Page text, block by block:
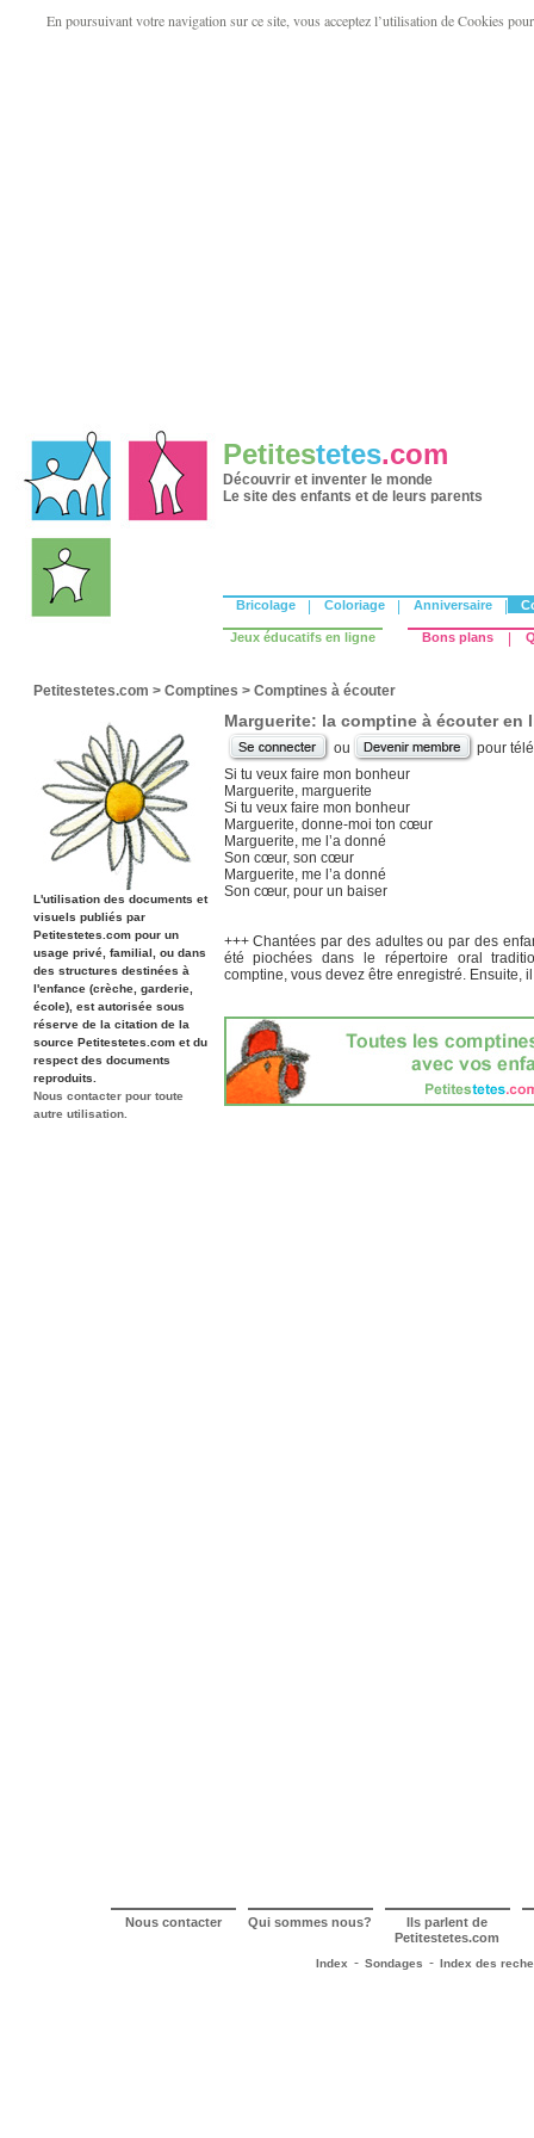
En poursuivant votre navigation sur ce site, vous acceptez l’utilisation de Cookies
Petitestetes.com
Découvrir et inventer le monde
Le site des enfants et de leurs parents
Bricolage Coloriage Anniversaire
Jeux éducatifs en ligne Bons plans
Petitestetes.com > Comptines > Comptines à écouter
L'utilisation des documents et
visuels publiés par
Petitestetes.com pour un
usage privé, familial, ou dans
des structures destinées à
l'enfance (crèche, garderie,
école), est autorisée sous
réserve de la citation de la
source Petitestetes.com et du
respect des documents
reproduits.
Nous contacter pour toute
autre utilisation.
Marguerite: la comptine à écouter en
ou
pour
Si tu veux faire mon bonheur
Marguerite, marguerite
Si tu veux faire mon bonheur
Marguerite, donne-moi ton cœur
Marguerite, me l’a donné
Son cœur, son cœur
Marguerite, me l’a donné
Son cœur, pour un baiser
+++ Chantées par des adultes ou par des
été piochées dans le répertoire oral
comptine, vous devez être enregistré. Ensuite,
Nous contacter Qui sommes nous? Ils parlent de
Petitestetes.com
Index - Sondages - Index des